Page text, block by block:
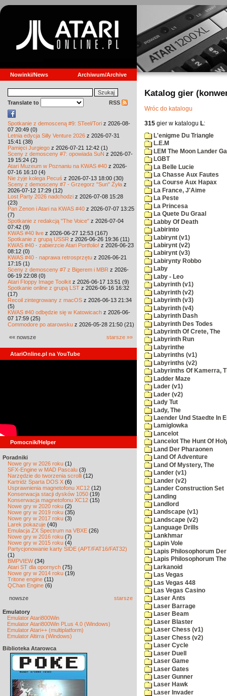
Nowinki/News Archiwum/Archive
Translate to RSS
Spotkanie z demosceną #9: STeel/Tori z 2026-08-
07 20:49 (0)
Letnia edycja Silly Venture 2026 z 2026-07-31
15:41 (38)
Pamięci Jurgiego z 2026-07-21 12:42 (1)
Sceny z demosceny #7: opowiada SuN z 2026-07-
19 15:24 (2)
Atari Muzeum w Poznaniu na KWAS #40 z 2026-
07-16 16:10 (4)
Nie żyje kolega Pecuś z 2026-07-13 18:00 (30)
Sceny z demosceny #7 - Grzegorz "Sun" Żyła z
2026-07-12 17:29 (12)
Lost Party 2026 nadchodzi z 2026-07-08 15:28
(23)
Pan Zenon i Atari na KWAS #40 z 2026-07-07 13:25
(7)
Spotkanie z redakcją "The Voice" z 2026-07-04
07:42 (9)
KWAS #40 live z 2026-06-27 12:53 (167)
Spotkanie z grupą USSR z 2026-06-26 19:36 (11)
KWAS #40 - zabierzcie Atari Portfolio! z 2026-06-23
08:12 (0)
KWAS #40 - naprawa retrosprzętu z 2026-06-21
17:15 (1)
Sceny z demosceny #7 z Bigerem i MBR z 2026-
06-19 22:08 (0)
Atari Floppy Image Toolkit z 2026-06-17 13:51 (9)
Spotkanie online z grupą LST z 2026-06-16 16:32
(17)
Recoil zintegrowany z macOS z 2026-06-13 21:34
(5)
KWAS #40 odbędzie się w Katowicach z 2026-06-
07 17:59 (25)
Commodore po atarowsku z 2026-05-28 21:50 (21)
«« nowsze starsze »»
AtariOnline.pl na YouTube
Pomocnik/Helper
Poradniki
Nowe gry w 2026 roku (1)
SFX-Engine w MAD Pascalu (3)
Narzędzie do tworzenia scrolli (12)
Kartridż Sparta DOS X (6)
Usprawnienia magnetofonu XC12 (12)
Konserwacja stacji dysków 1050 (19)
Konserwacja magnetofonu XC12 (15)
Nowe gry w 2020 roku (2)
Nowe gry w 2019 roku (35)
Nowe gry w 2017 roku (3)
Larek pokazuje (40)
Emulacja ZX Spectrum na VBXE (26)
Nowe gry w 2016 roku (7)
Nowe gry w 2015 roku (4)
Partycjonowanie karty SIDE (APT/FAT16/FAT32)
(1)
BMPVIEW(34)
Atari ST dla opornych (75)
Nowe gry w 2014 roku (19)
Tritone engine (11)
QChan Engine (6)
nowsze starsze
Emulatory
Emulator Atari800Win
Emulator Atari800Win PLus 4.0 (Windows)
Emulator Atari++ (multiplatform)
Emulator Altirra (Windows)
Biblioteka Atarowca
Katalog gier
Wróc do katalogu
315 gier w katalogu L:
L'enigme Du Triangle
L.E.M
LEM The Moon Lander
LGBT
La Belle Lucie
La Chasse Aux Fautes
La Course Aux Hapax
La France, J'Aime
La Peste
La Princesa
La Quete Du Graal
Labby Of Death
Labirinto
Labirynt (v1)
Labirynt (v2)
Labirynt (v3)
Labirynty Robbo
Laby
Laby - Leo
Labyrinth (v1)
Labyrinth (v2)
Labyrinth (v3)
Labyrinth (v4)
Labyrinth Dash
Labyrinth Des Todes
Labyrinth Of Crete, The
Labyrinth Run
Labyrinthe
Labyrinths (v1)
Labyrinths (v2)
Labyrinths Of Kamerra,
Ladder Maze
Lader (v1)
Lader (v2)
Lady Tut
Lady, The
Laender Und Staedte In
Lamiglowka
Lancelot
Lancelot The Hunt Of
Land Der Pharaonen
Land Of Adventure
Land Of Mystery, The
Lander (v1)
Lander (v2)
Lander Construction Set
Landing
Landlord
Landscape (v1)
Landscape (v2)
Language Drills
Lankhmar
Lapin Vole
Lapis Philosophorum
Lapis Philosophorum
Larkanoid
Las Vegas
Las Vegas 448
Las Vegas Casino
Laser Ants
Laser Barrage
Laser Beam
Laser Blaster
Laser Chess (v1)
Laser Chess (v2)
Laser Cycle
Laser Duell
Laser Game
Laser Gates
Laser Gunner
Laser Hawk
Laser Invader